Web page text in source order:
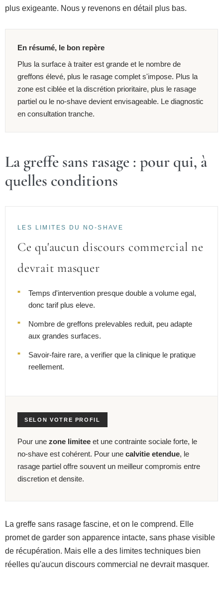
plus exigeante. Nous y revenons en détail plus bas.
En résumé, le bon repère
Plus la surface à traiter est grande et le nombre de
greffons élevé, plus le rasage complet s'impose. Plus la
zone est ciblée et la discrétion prioritaire, plus le rasage
partiel ou le no-shave devient envisageable. Le diagnostic
en consultation tranche.
La greffe sans rasage : pour qui, à
quelles conditions
LES LIMITES DU NO-SHAVE
Ce qu'aucun discours commercial ne
devrait masquer
Temps d'intervention presque double a volume egal,
donc tarif plus eleve.
Nombre de greffons prelevables reduit, peu adapte
aux grandes surfaces.
Savoir-faire rare, a verifier que la clinique le pratique
reellement.
SELON VOTRE PROFIL
Pour une zone limitee et une contrainte sociale forte, le
no-shave est cohérent. Pour une calvitie etendue, le
rasage partiel offre souvent un meilleur compromis entre
discretion et densite.
La greffe sans rasage fascine, et on le comprend. Elle
promet de garder son apparence intacte, sans phase visible
de récupération. Mais elle a des limites techniques bien
réelles qu'aucun discours commercial ne devrait masquer.